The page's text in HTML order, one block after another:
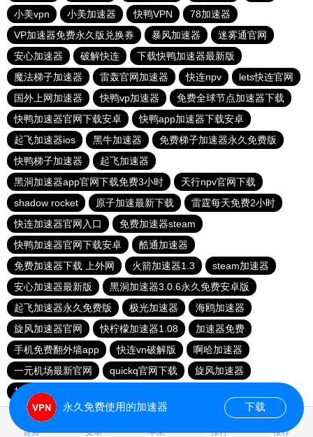
小美vpn
小美加速器 快鸭VPN
78加速器
VP加速器免费永久版兑换券
暴风加速器
迷雾通官网
安心加速器
破解快连
下载快鸭加速器最新版
魔法梯子加速器
雷轰官网加速器 快连npv
lets快连官网
国外上网加速器
快鸭vp加速器
免费全球节点加速器下载
快鸭加速器官网下载安卓
快鸭app加速器下载安卓
起飞加速器ios
黑牛加速器
免费梯子加速器永久免费版
快鸭梯子加速器
起飞加速器
黑洞加速器app官网下载免费3小时
天行npv官网下载
shadow rocket
原子加速最新下载
雷霆每天免费2小时
快连加速器官网入口
免费加速器steam
快鸭加速器官网下载安卓
酷通加速器
免费加速器下载 上外网
火箭加速器1.3
steam加速器
安心加速器最新版
黑洞加速器3.0.6永久免费安卓版
起飞加速器永久免费版
极光加速器
海鸥加速器
旋风加速器官网
快柠檬加速器1.08
加速器免费
手机免费翻外墙app
快连vn破解版
啊哈加速器
一元机场最新官网
quickq官网下载
旋风加速器
加速器下载免费使用
首页 安卓 苹果 排行 推荐
永久免费使用的加速器 下载
0.017394s